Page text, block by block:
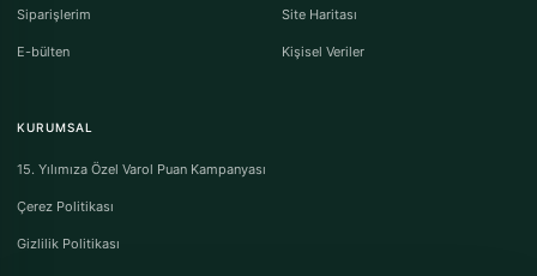
Siparişlerim
E-bülten
Site Haritası
Kişisel Veriler
KURUMSAL
15. Yılımıza Özel Varol Puan Kampanyası
Çerez Politikası
Gizlilik Politikası